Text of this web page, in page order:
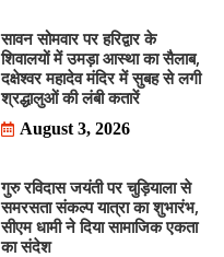
सावन सोमवार पर हरिद्वार के
शिवालयों में उमड़ा आस्था का सैलाब,
दक्षेश्वर महादेव मंदिर में सुबह से लगी
श्रद्धालुओं की लंबी कतारें
August 3, 2026
गुरु रविदास जयंती पर चुड़ियाला से
समरसता संकल्प यात्रा का शुभारंभ,
सीएम धामी ने दिया सामाजिक एकता
का संदेश